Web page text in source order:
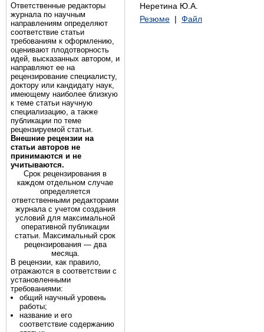
Ответственные редакторы
журнала по научным
направлениям определяют
соответствие статьи
требованиям к оформлению,
оценивают плодотворность
идей, высказанных автором, и
направляют ее на
рецензирование специалисту,
доктору или кандидату наук,
имеющему наиболее близкую
к теме статьи научную
специализацию, а также
публикации по теме
рецензируемой статьи.
Внешние рецензии на
статьи авторов не
принимаются и не
учитываются.
Срок рецензирования в
каждом отдельном случае
определяется
ответственными редакторами
журнала с учетом создания
условий для максимальной
оперативной публикации
статьи. Максимальный срок
рецензирования — два
месяца.
В рецензии, как правило,
отражаются в соответствии с
установленными
требованиями:
общий научный уровень
работы;
название и его
соответствие содержанию
Неретина Ю.А.
Резюме | Файл